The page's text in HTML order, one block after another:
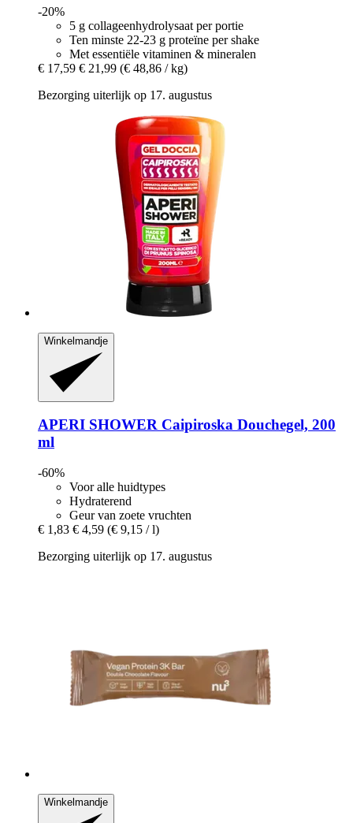
-20%
5 g collageenhydrolysaat per portie
Ten minste 22-23 g proteïne per shake
Met essentiële vitaminen & mineralen
€ 17,59 € 21,99 (€ 48,86 / kg)
Bezorging uiterlijk op 17. augustus
Winkelmandje
APERI SHOWER Caipiroska Douchegel, 200
ml
-60%
Voor alle huidtypes
Hydraterend
Geur van zoete vruchten
€ 1,83 € 4,59 (€ 9,15 / l)
Bezorging uiterlijk op 17. augustus
Winkelmandje